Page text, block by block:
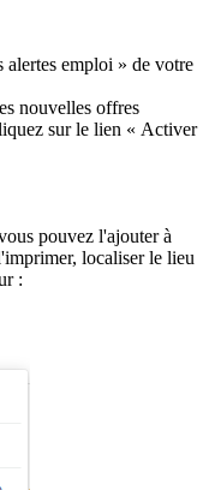
emploi » de votre
nouvelles offres
sur le lien « Activer
pouvez l'ajouter à
localiser le lieu
: